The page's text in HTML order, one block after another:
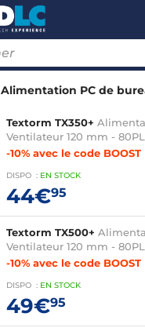
Alimentation PC de
Textorm TX350+
Ventilateur 120 mm -
-10% avec le code BOOST
DISPO : EN STOCK
44€95
Textorm TX500+
Ventilateur 120 mm -
-10% avec le code BOOST
DISPO : EN STOCK
49€95